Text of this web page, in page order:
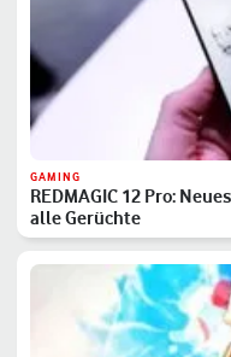
GAMING
REDMAGIC 12 Pro:
alle Gerüchte